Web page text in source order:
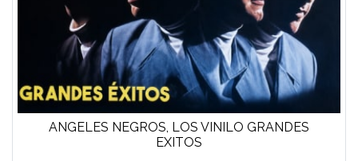
ANGELES NEGROS, LOS VINILO GRANDES
EXITOS